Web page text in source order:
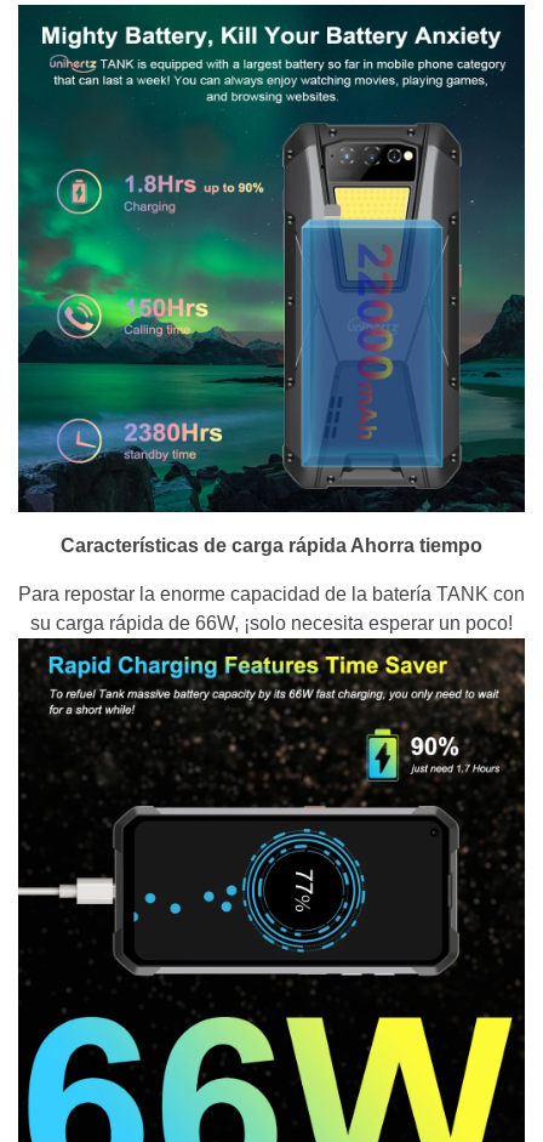
Características de carga rápida Ahorra tiempo
Para repostar la enorme capacidad de la batería TANK con
su carga rápida de 66W, ¡solo necesita esperar un poco!